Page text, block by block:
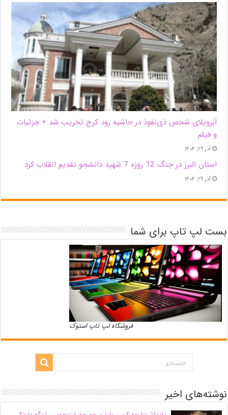
اَبَر‌ویلای شخص ذی‌نفوذ در حاشیه‌ رود کرج تخریب شد + جزئیات
و فیلم
آذر ۲۹, ۱۴۰۴
استان البرز در جنگ 12 روزه 7 شهید دانشجو تقدیم انقلاب کرد
آذر ۲۹, ۱۴۰۴
بست لپ تاپ برای شما
فروشگاه لپ تاپ استوک
نوشته‌های اخیر